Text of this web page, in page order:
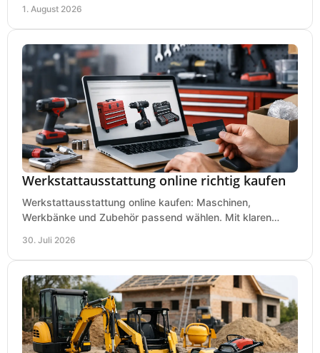
1. August 2026
Werkstattausstattung online richtig kaufen
Werkstattausstattung online kaufen: Maschinen,
Werkbänke und Zubehör passend wählen. Mit klaren
30. Juli 2026